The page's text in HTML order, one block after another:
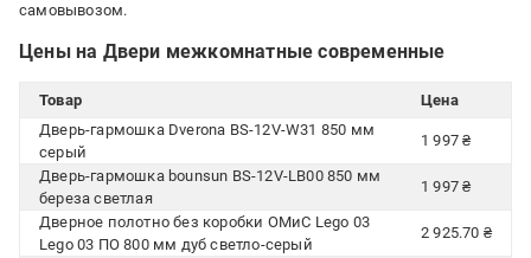
самовывозом.
Цены на Двери межкомнатные современные
Товар
Цена
Дверь-гармошка Dverona BS-12V-W31 850 мм
серый
1 997 ₴
Дверь-гармошка bounsun BS-12V-LB00 850 мм
береза светлая
1 997 ₴
Дверное полотно без коробки ОМиС Lego 03
Lego 03 ПО 800 мм дуб светло-серый
2 925.70 ₴